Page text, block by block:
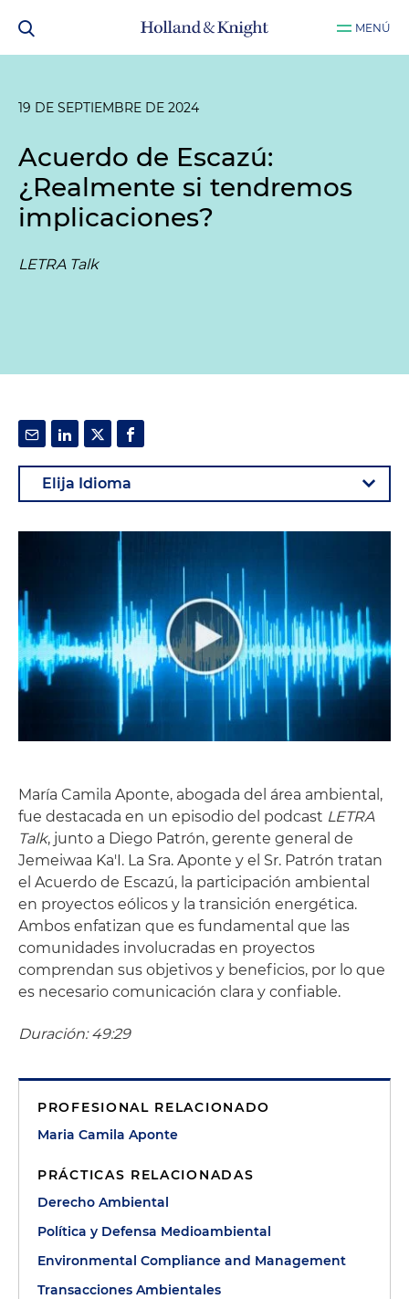
MENÚ
19 DE SEPTIEMBRE DE 2024
Acuerdo de Escazú:
¿Realmente si tendremos
implicaciones?
LETRA Talk
María Camila Aponte, abogada del área ambiental,
fue destacada en un episodio del podcast LETRA
Talk, junto a Diego Patrón, gerente general de
Jemeiwaa Ka'I. La Sra. Aponte y el Sr. Patrón tratan
el Acuerdo de Escazú, la participación ambiental
en proyectos eólicos y la transición energética.
Ambos enfatizan que es fundamental que las
comunidades involucradas en proyectos
comprendan sus objetivos y beneficios, por lo que
es necesario comunicación clara y confiable.
Duración: 49:29
PROFESIONAL RELACIONADO
Maria Camila Aponte
PRÁCTICAS RELACIONADAS
Derecho Ambiental
Política y Defensa Medioambiental
Environmental Compliance and Management
Transacciones Ambientales